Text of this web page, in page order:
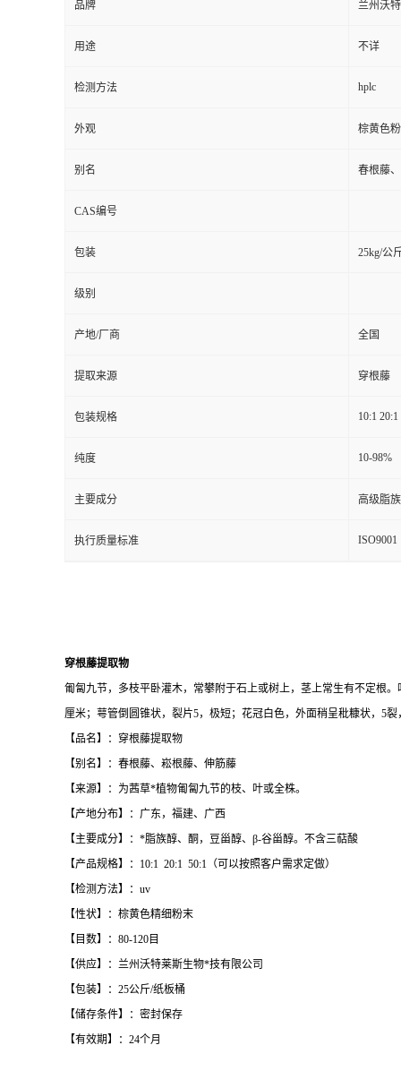
品牌 兰州沃
用途 不详
检测方法 hplc
外观 棕黄色
别名 春根藤
CAS编号
包装 25kg/公
级别
产地/厂商 全国
提取来源 穿根藤
包装规格 10:1 20:1
纯度 10-98%
主要成分 高级脂
执行质量标准 ISO9001
穿根藤提取物
匍匐九节，多枝平卧灌木，常攀附于石上或树上，茎上常生有不定根
厘米；萼管倒圆锥状，裂片5，极短；花冠白色，外面稍呈秕糠状，5
【品名】：穿根藤提取物
【别名】：春根藤、崧根藤、伸筋藤
【来源】：为茜草*植物匍匐九节的枝、叶或全株。
【产地分布】：广东，福建、广西
【主要成分】：*脂族醇、酮，豆甾醇、β-谷甾醇。不含三萜酸
【产品规格】：10:1 20:1 50:1（可以按照客户需求定做）
【检测方法】：uv
【性状】：棕黄色精细粉末
【目数】：80-120目
【供应】：兰州沃特莱斯生物*技有限公司
【包装】：25公斤/纸板桶
【储存条件】：密封保存
【有效期】：24个月